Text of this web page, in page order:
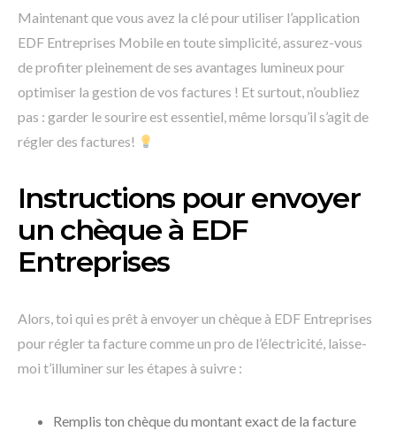
Maintenant que vous avez la clé pour utiliser l’application
EDF Entreprises Mobile en toute simplicité, assurez-vous
de profiter pleinement de ses avantages lumineux pour
optimiser la gestion de vos factures ! Et surtout, n’oubliez
pas : garder le sourire est essentiel, même lorsqu’il s’agit de
régler des factures!
Instructions pour envoyer
un chèque à EDF
Entreprises
Alors, toi qui es prêt à envoyer un chèque à EDF Entreprises
pour régler ta facture comme un pro de l’électricité, laisse-
moi t’illuminer sur les étapes à suivre :
Remplis ton chèque du montant exact de la facture